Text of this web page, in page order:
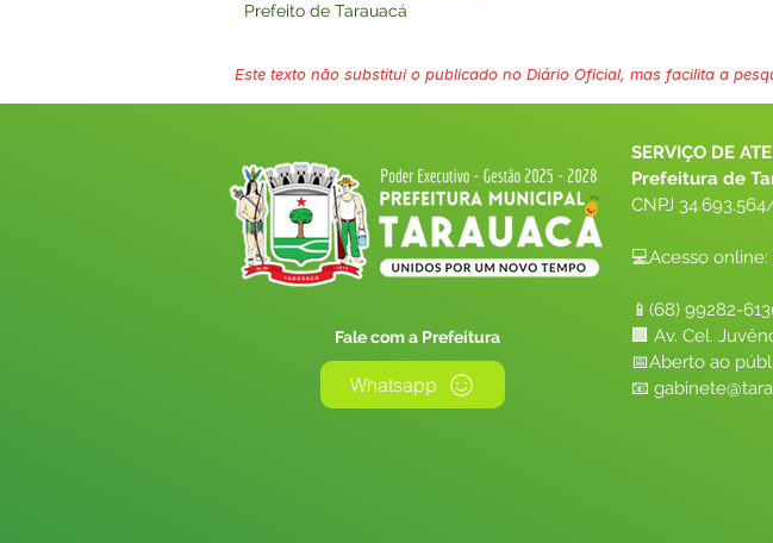
Prefeito de Tarauacá
Este texto não substitui o publicado no Diário Oficial, mas facilita a
Fale com a Prefeitura
Whatsapp
SERVIÇO DE
Prefeitura de
CNPJ
💻Acesso online:
📱(68) 99282-
🏢 Av. Cel.
📅Aberto ao
📧